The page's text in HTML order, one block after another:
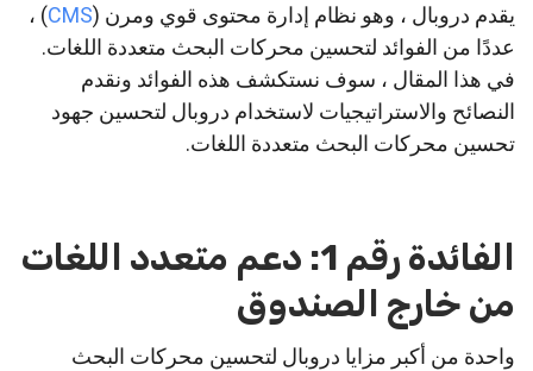
يقدم دروبال ، وهو نظام إدارة محتوى قوي ومرن (CMS) ،
عددًا من الفوائد لتحسين محركات البحث متعددة اللغات.
في هذا المقال ، سوف نستكشف هذه الفوائد ونقدم
النصائح والاستراتيجيات لاستخدام دروبال لتحسين جهود
تحسين محركات البحث متعددة اللغات.
الفائدة رقم 1: دعم متعدد اللغات
من خارج الصندوق
واحدة من أكبر مزايا دروبال لتحسين محركات البحث